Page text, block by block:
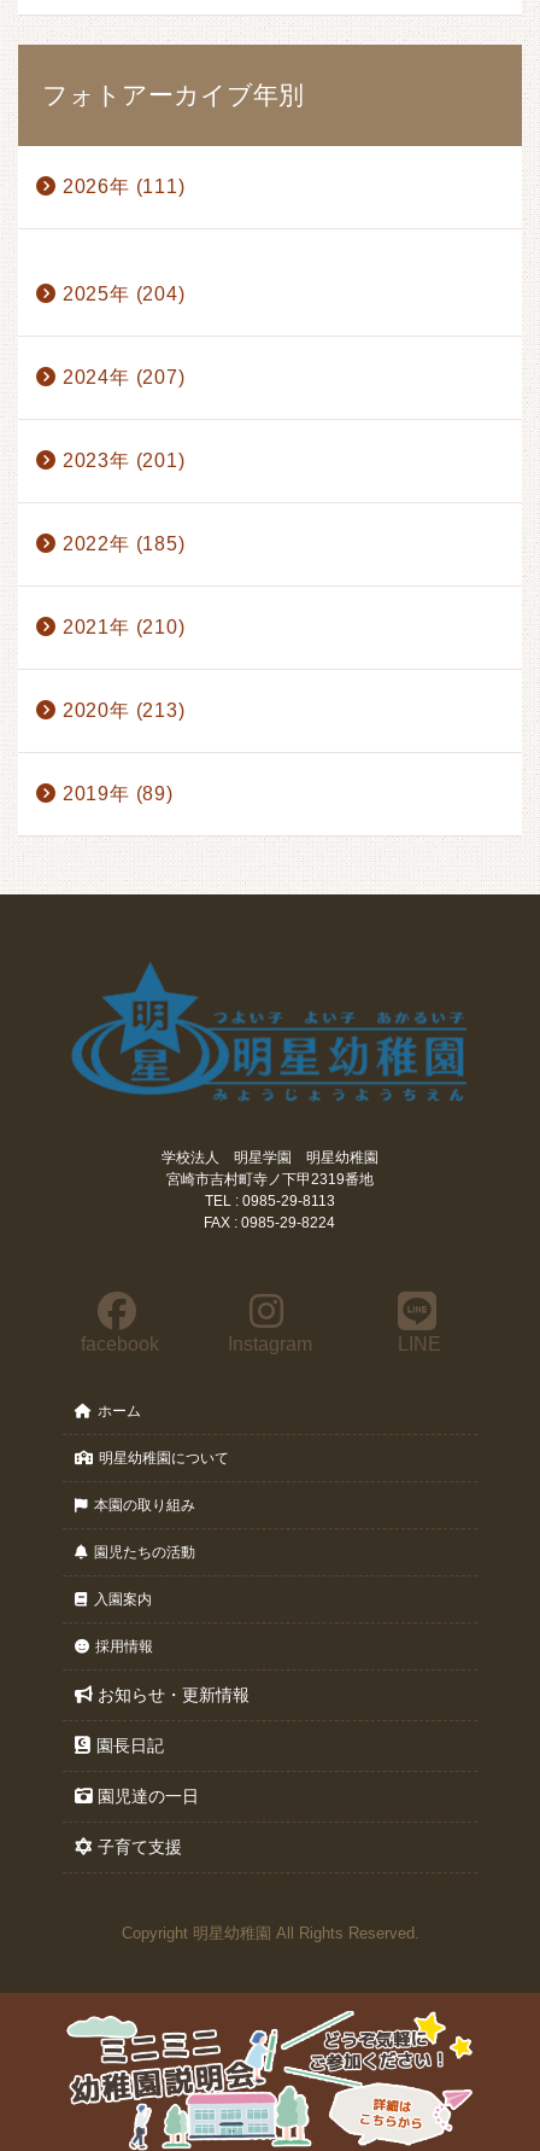
フォトアーカイブ年別
2026年 (111)
2025年 (204)
2024年 (207)
2023年 (201)
2022年 (185)
2021年 (210)
2020年 (213)
2019年 (89)
学校法人 明星学園 明星幼稚園
宮崎市吉村町寺ノ下甲2319番地
TEL : 0985-29-8113
FAX : 0985-29-8224
facebook Instagram LINE
ホーム
明星幼稚園について
本園の取り組み
園児たちの活動
入園案内
採用情報
お知らせ・更新情報
園長日記
園児達の一日
子育て支援
Copyright 明星幼稚園 All Rights Reserved.